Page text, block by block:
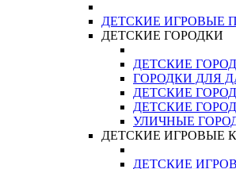
ДЕТСКИЕ ИГРОВЫЕ
ДЕТСКИЕ ГОРОДКИ
ДЕТСКИЕ
ГОРОДКИ ДЛЯ
ДЕТСКИЕ
ДЕТСКИЕ
УЛИЧНЫЕ
ДЕТСКИЕ ИГРОВЫЕ
ДЕТСКИЕ